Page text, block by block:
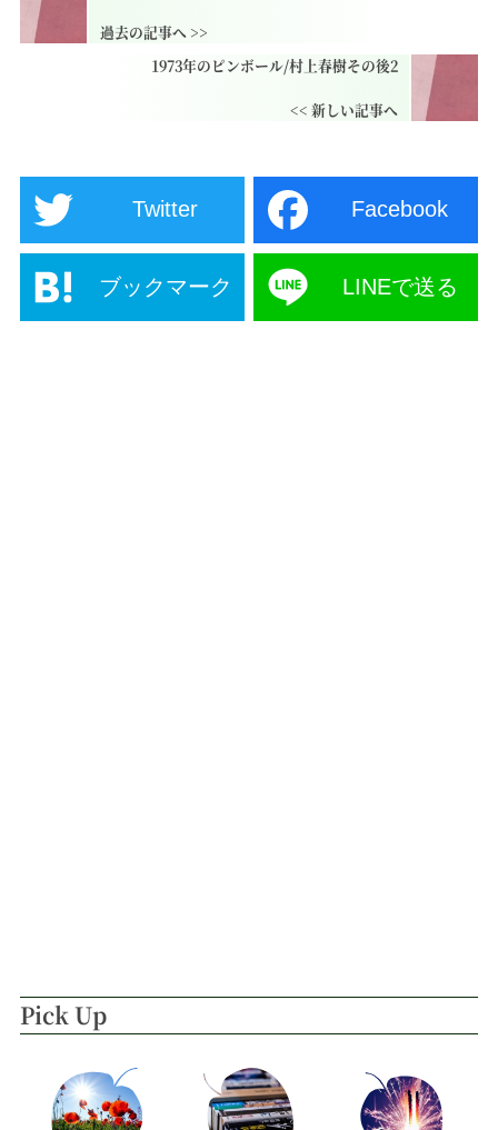
1973年のピンボール/村上春樹その後2
Twitter Facebook
ブックマーク LINEで送る
Pick Up